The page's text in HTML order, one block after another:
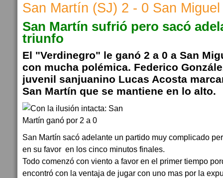
San Martín (SJ) 2 - 0 San Miguel
San Martín sufrió pero sacó
triunfo
El "Verdinegro" le ganó 2 a 0 a San
con mucha polémica. Federico
juvenil sanjuanino Lucas Acosta
San Martín que se mantiene en lo alto.
San Martín sacó adelante un partido muy complicado
en su favor en los cinco minutos finales.
Todo comenzó con viento a favor en el primer tiempo
encontró con la ventaja de jugar con uno mas por la